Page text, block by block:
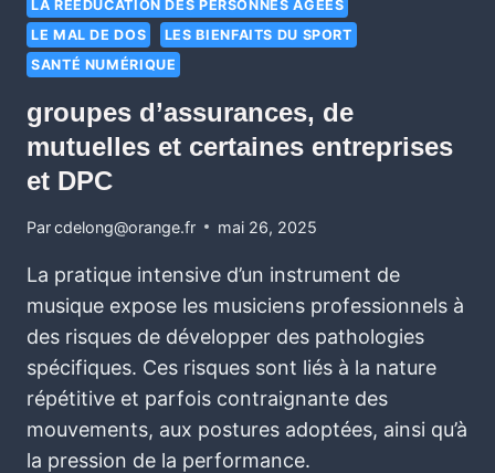
LA RÉÉDUCATION DES PERSONNES ÂGÉES
LE MAL DE DOS
LES BIENFAITS DU SPORT
SANTÉ NUMÉRIQUE
groupes d’assurances, de
mutuelles et certaines entreprises
et DPC
Parcdelong@orange.fr mai 26, 2025
La pratique intensive d’un instrument de
musique expose les musiciens professionnels à
des risques de développer des pathologies
spécifiques. Ces risques sont liés à la nature
répétitive et parfois contraignante des
mouvements, aux postures adoptées, ainsi qu’à
la pression de la performance.